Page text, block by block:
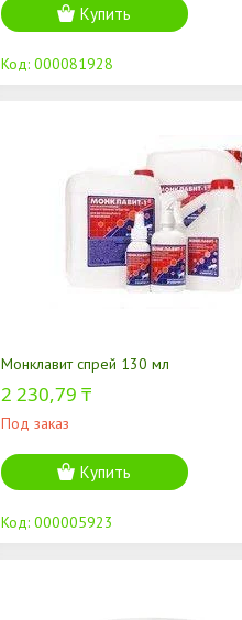
Купить
000081928
Монклавит спрей 130 мл
2 230,79 ₸
Под заказ
Купить
000005923